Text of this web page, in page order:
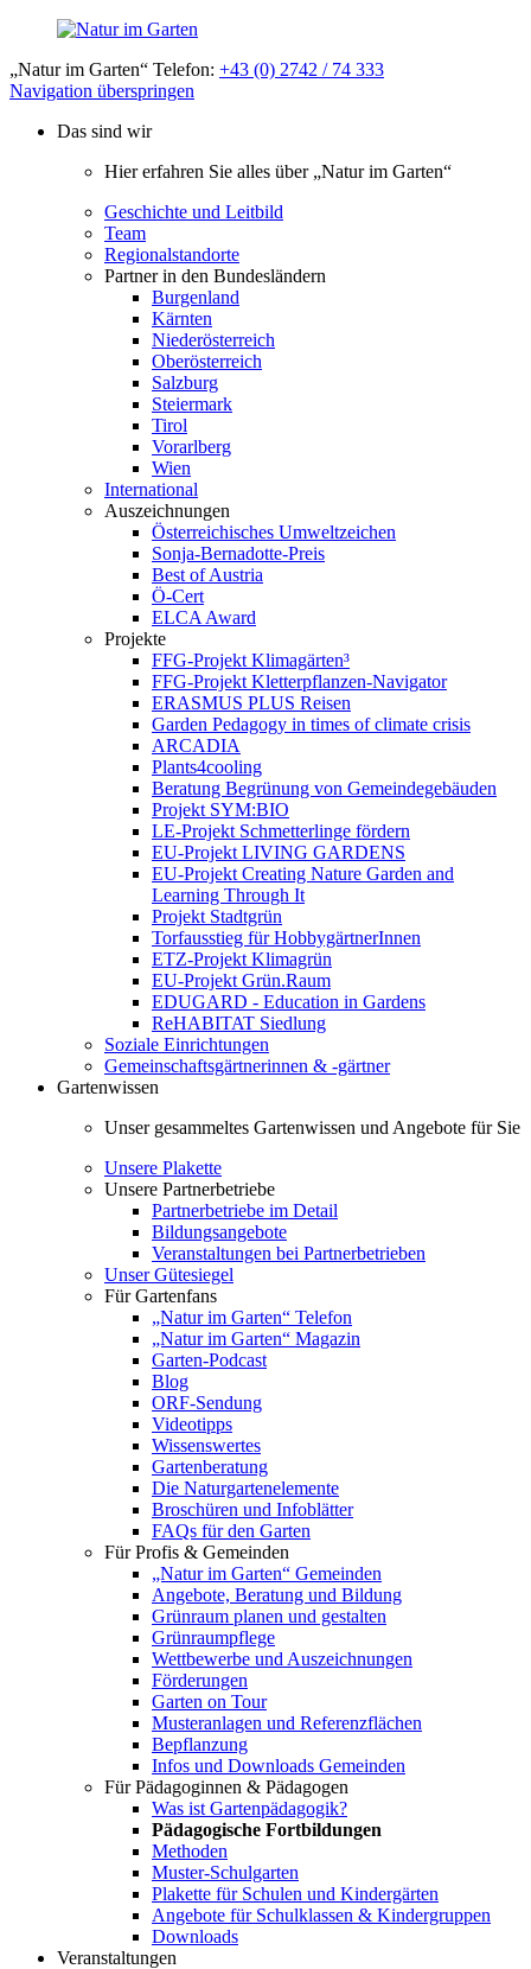
„Natur im Garten“ Telefon: +43 (0) 2742 / 74 333
Navigation überspringen
Das sind wir
Hier erfahren Sie alles über „Natur im Garten“
Geschichte und Leitbild
Team
Regionalstandorte
Partner in den Bundesländern
Burgenland
Kärnten
Niederösterreich
Oberösterreich
Salzburg
Steiermark
Tirol
Vorarlberg
Wien
International
Auszeichnungen
Österreichisches Umweltzeichen
Sonja-Bernadotte-Preis
Best of Austria
Ö-Cert
ELCA Award
Projekte
FFG-Projekt Klimagärten³
FFG-Projekt Kletterpflanzen-Navigator
ERASMUS PLUS Reisen
Garden Pedagogy in times of climate crisis
ARCADIA
Plants4cooling
Beratung Begrünung von Gemeindegebäuden
Projekt SYM:BIO
LE-Projekt Schmetterlinge fördern
EU-Projekt LIVING GARDENS
EU-Projekt Creating Nature Garden and
Learning Through It
Projekt Stadtgrün
Torfausstieg für HobbygärtnerInnen
ETZ-Projekt Klimagrün
EU-Projekt Grün.Raum
EDUGARD - Education in Gardens
ReHABITAT Siedlung
Soziale Einrichtungen
Gemeinschaftsgärtnerinnen & -gärtner
Gartenwissen
Unser gesammeltes Gartenwissen und Angebote für Sie
Unsere Plakette
Unsere Partnerbetriebe
Partnerbetriebe im Detail
Bildungsangebote
Veranstaltungen bei Partnerbetrieben
Unser Gütesiegel
Für Gartenfans
„Natur im Garten“ Telefon
„Natur im Garten“ Magazin
Garten-Podcast
Blog
ORF-Sendung
Videotipps
Wissenswertes
Gartenberatung
Die Naturgartenelemente
Broschüren und Infoblätter
FAQs für den Garten
Für Profis & Gemeinden
„Natur im Garten“ Gemeinden
Angebote, Beratung und Bildung
Grünraum planen und gestalten
Grünraumpflege
Wettbewerbe und Auszeichnungen
Förderungen
Garten on Tour
Musteranlagen und Referenzflächen
Bepflanzung
Infos und Downloads Gemeinden
Für Pädagoginnen & Pädagogen
Was ist Gartenpädagogik?
Pädagogische Fortbildungen
Methoden
Muster-Schulgarten
Plakette für Schulen und Kindergärten
Angebote für Schulklassen & Kindergruppen
Downloads
Veranstaltungen